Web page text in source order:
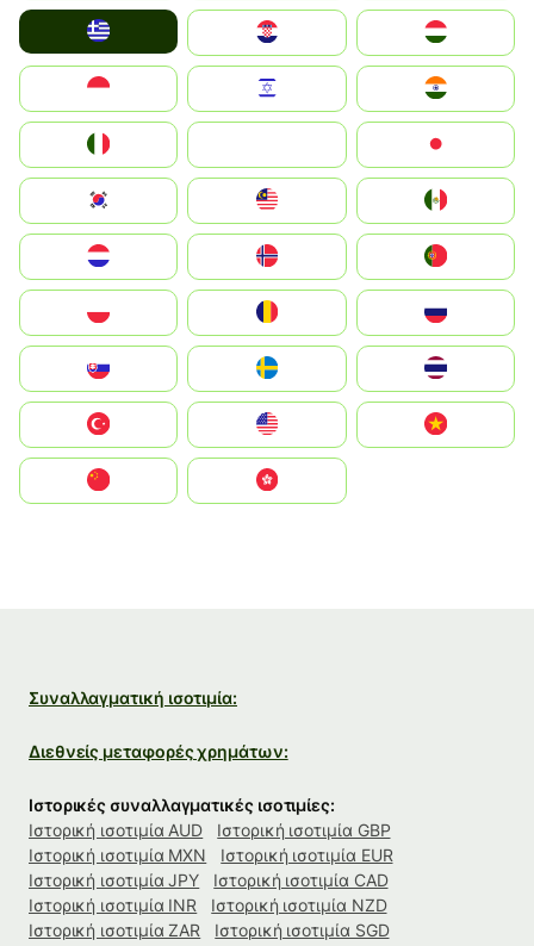
Magyarország
South Korea
United States
中國香港特別行政區
Συναλλαγματική ισοτιμία:
Διεθνείς μεταφορές χρημάτων:
Ιστορικές συναλλαγματικές ισοτιμίες:
Ιστορική ισοτιμία AUD
Ιστορική ισοτιμία GBP
Ιστορική ισοτιμία MXN
Ιστορική ισοτιμία EUR
Ιστορική ισοτιμία JPY
Ιστορική ισοτιμία CAD
Ιστορική ισοτιμία INR
Ιστορική ισοτιμία NZD
Ιστορική ισοτιμία ZAR
Ιστορική ισοτιμία SGD